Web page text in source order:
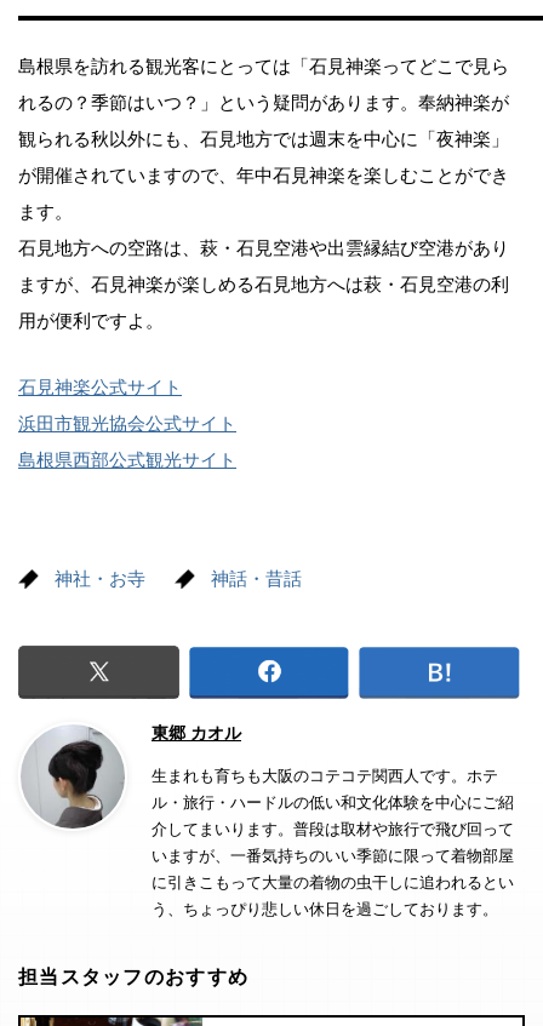
島根県を訪れる観光客にとっては「石見神楽ってどこで見ら
れるの？季節はいつ？」という疑問があります。奉納神楽が
観られる秋以外にも、石見地方では週末を中心に「夜神楽」
が開催されていますので、年中石見神楽を楽しむことができ
ます。
石見地方への空路は、萩・石見空港や出雲縁結び空港があり
ますが、石見神楽が楽しめる石見地方へは萩・石見空港の利
用が便利ですよ。
石見神楽公式サイト
浜田市観光協会公式サイト
島根県西部公式観光サイト
神社・お寺 神話・昔話
東郷 カオル
生まれも育ちも大阪のコテコテ関西人です。ホテ
ル・旅行・ハードルの低い和文化体験を中心にご紹
介してまいります。普段は取材や旅行で飛び回って
いますが、一番気持ちのいい季節に限って着物部屋
に引きこもって大量の着物の虫干しに追われるとい
う、ちょっぴり悲しい休日を過ごしております。
担当スタッフのおすすめ